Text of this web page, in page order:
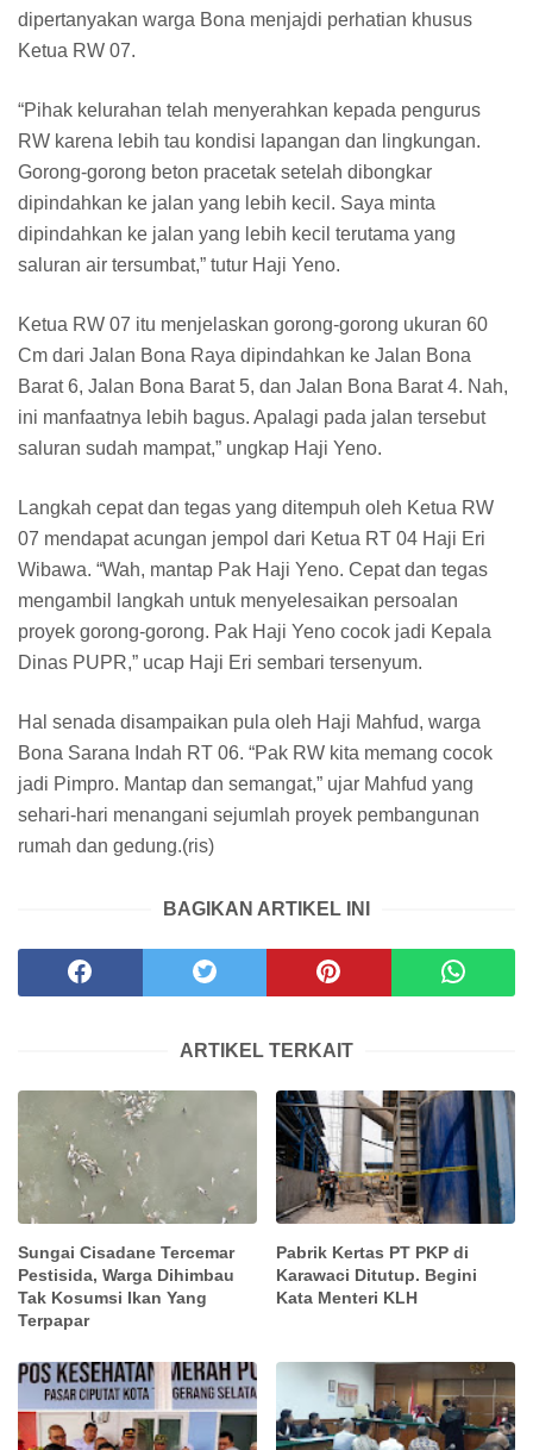
dipertanyakan warga Bona menjajdi perhatian khusus
Ketua RW 07.
“Pihak kelurahan telah menyerahkan kepada pengurus
RW karena lebih tau kondisi lapangan dan lingkungan.
Gorong-gorong beton pracetak setelah dibongkar
dipindahkan ke jalan yang lebih kecil. Saya minta
dipindahkan ke jalan yang lebih kecil terutama yang
saluran air tersumbat,” tutur Haji Yeno.
Ketua RW 07 itu menjelaskan gorong-gorong ukuran 60
Cm dari Jalan Bona Raya dipindahkan ke Jalan Bona
Barat 6, Jalan Bona Barat 5, dan Jalan Bona Barat 4. Nah,
ini manfaatnya lebih bagus. Apalagi pada jalan tersebut
saluran sudah mampat,” ungkap Haji Yeno.
Langkah cepat dan tegas yang ditempuh oleh Ketua RW
07 mendapat acungan jempol dari Ketua RT 04 Haji Eri
Wibawa. “Wah, mantap Pak Haji Yeno. Cepat dan tegas
mengambil langkah untuk menyelesaikan persoalan
proyek gorong-gorong. Pak Haji Yeno cocok jadi Kepala
Dinas PUPR,” ucap Haji Eri sembari tersenyum.
Hal senada disampaikan pula oleh Haji Mahfud, warga
Bona Sarana Indah RT 06. “Pak RW kita memang cocok
jadi Pimpro. Mantap dan semangat,” ujar Mahfud yang
sehari-hari menangani sejumlah proyek pembangunan
rumah dan gedung.(ris)
BAGIKAN ARTIKEL INI
ARTIKEL TERKAIT
Sungai Cisadane Tercemar
Pestisida, Warga Dihimbau
Tak Kosumsi Ikan Yang
Terpapar
Pabrik Kertas PT PKP di
Karawaci Ditutup. Begini
Kata Menteri KLH